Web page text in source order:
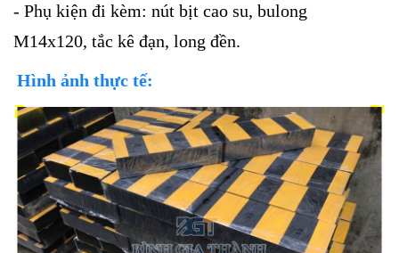
- Phụ kiện đi kèm: nút bịt cao su, bulong
M14x120, tắc kê đạn, long đền.
Hình ảnh thực tế: